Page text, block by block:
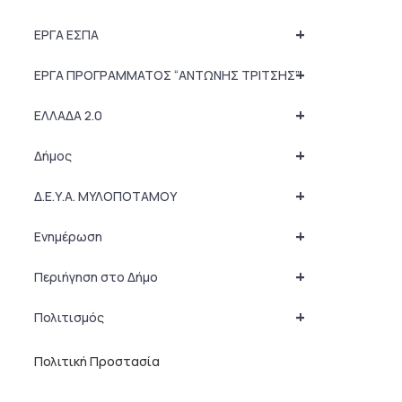
+
ΕΡΓΑ ΕΣΠΑ
+
ΕΡΓΑ ΠΡΟΓΡΑΜΜΑΤΟΣ “ΑΝΤΩΝΗΣ ΤΡΙΤΣΗΣ”
+
ΕΛΛΑΔΑ 2.0
+
Δήμος
+
Δ.Ε.Υ.Α. ΜΥΛΟΠΟΤΑΜΟΥ
+
Ενημέρωση
+
Περιήγηση στο Δήμο
+
Πολιτισμός
Πολιτική Προστασία